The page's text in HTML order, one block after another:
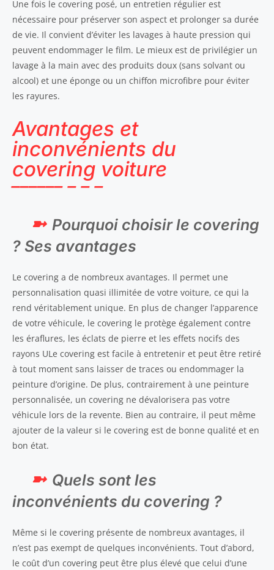
Une fois le covering posé, un entretien régulier est
nécessaire pour préserver son aspect et prolonger sa durée
de vie. Il convient d’éviter les lavages à haute pression qui
peuvent endommager le film. Le mieux est de privilégier un
lavage à la main avec des produits doux (sans solvant ou
alcool) et une éponge ou un chiffon microfibre pour éviter
les rayures.
Avantages et
inconvénients du
covering voiture
Pourquoi choisir le covering
? Ses avantages
Le covering a de nombreux avantages. Il permet une
personnalisation quasi illimitée de votre voiture, ce qui la
rend véritablement unique. En plus de changer l’apparence
de votre véhicule, le covering le protège également contre
les éraflures, les éclats de pierre et les effets nocifs des
rayons ULe covering est facile à entretenir et peut être retiré
à tout moment sans laisser de traces ou endommager la
peinture d’origine. De plus, contrairement à une peinture
personnalisée, un covering ne dévalorisera pas votre
véhicule lors de la revente. Bien au contraire, il peut même
ajouter de la valeur si le covering est de bonne qualité et en
bon état.
Quels sont les
inconvénients du covering ?
Même si le covering présente de nombreux avantages, il
n’est pas exempt de quelques inconvénients. Tout d’abord,
le coût d’un covering peut être plus élevé que celui d’une